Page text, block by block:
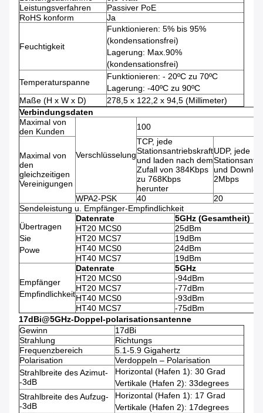
Leistungsverfahren
Passiver PoE
RoHS konform
Ja
Feuchtigkeit
Funktionieren: 5% bis 95%
(kondensationsfrei)
Lagerung: Max.90%
(kondensationsfrei)
Temperaturspanne
Funktionieren: - 20ºC zu 70ºC
Lagerung: -40ºC zu 90ºC
Maße (H x W x D)
278,5 x 122,2 x 94,5 (Millimeter)
Verbindungsdaten
Maximal von
den Kunden
Verschlüsselung
100
Maximal von
den
gleichzeitigen
Vereinigungen
TCP, jede
Stationsantriebskraft
und laden nach dem
Zufall von 384Kbps
zu 768Kbps
herunter
UDP, jede
und
2Mbps
WPA2-PSK 40
20
Sendeleistung u. Empfänger-Empfindlichkeit
Übertragen
Sie
Powe
Datenrate
5GHz (Gesamtheit)
HT20 MCS0
25dBm
HT20 MCS7
19dBm
HT40 MCS0
24dBm
HT40 MCS7
19dBm
Empfänger
Empfindlichkeit
Datenrate
5GHz
HT20 MCS0
-94dBm
HT20 MCS7
-77dBm
HT40 MCS0
-93dBm
HT40 MCS7
-75dBm
17dBi@5GHz-Doppel-polarisationsantenne
Gewinn
17dBi
Strahlung
Richtungs
Frequenzbereich
5.1-5.9 Gigahertz
Polarisation
Verdoppeln – Polarisation
Strahlbreite des Azimut-
-3dB
Horizontal (Hafen 1): 30 Grad
Vertikale (Hafen 2): 33degrees
Strahlbreite des Aufzug-
-3dB
Horizontal (Hafen 1): 17 Grad
Vertikale (Hafen 2): 17degrees